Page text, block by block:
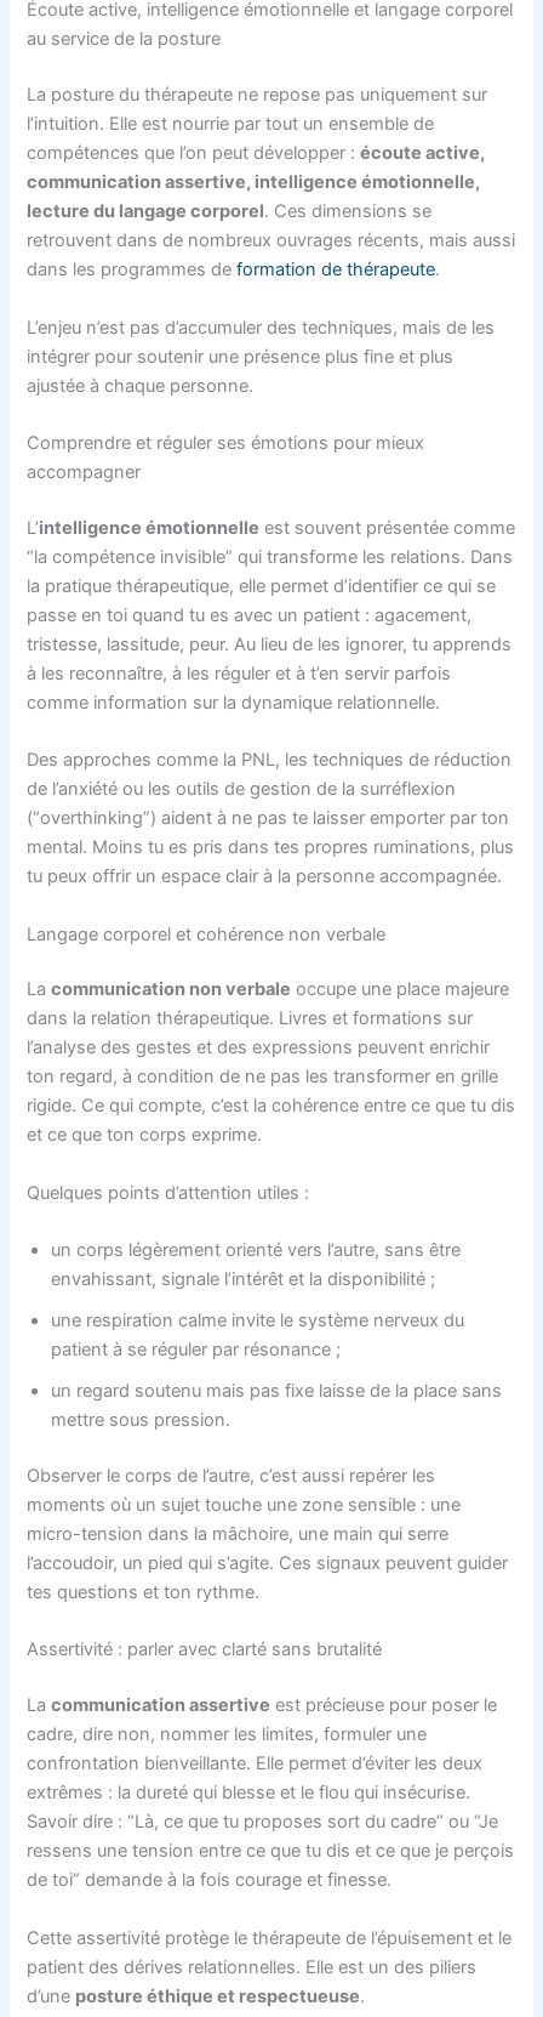
Écoute active, intelligence émotionnelle et langage corporel
au service de la posture
La posture du thérapeute ne repose pas uniquement sur
l’intuition. Elle est nourrie par tout un ensemble de
compétences que l’on peut développer :écoute active,
communication assertive, intelligence émotionnelle,
lecture du langage corporel. Ces dimensions se
retrouvent dans de nombreux ouvrages récents, mais aussi
dans les programmes deformation de thérapeute.
L’enjeu n’est pas d’accumuler des techniques, mais de les
intégrer pour soutenir une présence plus fine et plus
ajustée à chaque personne.
Comprendre et réguler ses émotions pour mieux
accompagner
L’intelligence émotionnelle est souvent présentée comme
“la compétence invisible” qui transforme les relations. Dans
la pratique thérapeutique, elle permet d’identifier ce qui se
passe en toi quand tu es avec un patient : agacement,
tristesse, lassitude, peur. Au lieu de les ignorer, tu apprends
à les reconnaître, à les réguler et à t’en servir parfois
comme information sur la dynamique relationnelle.
Des approches comme la PNL, les techniques de réduction
de l’anxiété ou les outils de gestion de la surréflexion
(“overthinking”) aident à ne pas te laisser emporter par ton
mental. Moins tu es pris dans tes propres ruminations, plus
tu peux offrir un espace clair à la personne accompagnée.
Langage corporel et cohérence non verbale
Lacommunication non verbale occupe une place majeure
dans la relation thérapeutique. Livres et formations sur
l’analyse des gestes et des expressions peuvent enrichir
ton regard, à condition de ne pas les transformer en grille
rigide. Ce qui compte, c’est la cohérence entre ce que tu dis
et ce que ton corps exprime.
Quelques points d’attention utiles :
un corps légèrement orienté vers l’autre, sans être
envahissant, signale l’intérêt et la disponibilité ;
une respiration calme invite le système nerveux du
patient à se réguler par résonance ;
un regard soutenu mais pas fixe laisse de la place sans
mettre sous pression.
Observer le corps de l’autre, c’est aussi repérer les
moments où un sujet touche une zone sensible : une
micro-tension dans la mâchoire, une main qui serre
l’accoudoir, un pied qui s’agite. Ces signaux peuvent guider
tes questions et ton rythme.
Assertivité : parler avec clarté sans brutalité
Lacommunication assertive est précieuse pour poser le
cadre, dire non, nommer les limites, formuler une
confrontation bienveillante. Elle permet d’éviter les deux
extrêmes : la dureté qui blesse et le flou qui insécurise.
Savoir dire : “Là, ce que tu proposes sort du cadre” ou “Je
ressens une tension entre ce que tu dis et ce que je perçois
de toi” demande à la fois courage et finesse.
Cette assertivité protège le thérapeute de l’épuisement et le
patient des dérives relationnelles. Elle est un des piliers
d’une posture éthique et respectueuse.